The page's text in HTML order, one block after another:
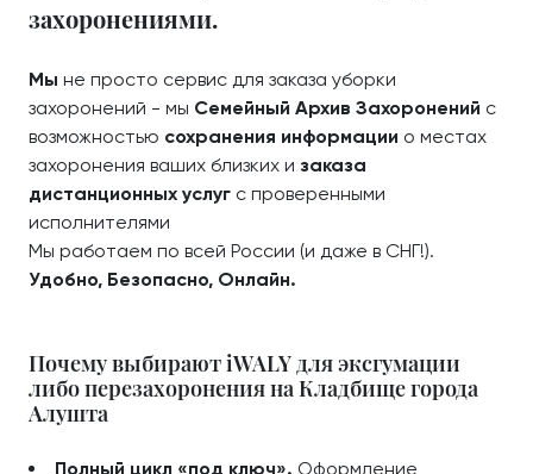
захоронениями.
Мы не просто сервис для заказа уборки
захоронений - мы Семейный Архив Захоронений с
возможностью сохранения информации о местах
захоронения ваших близких и заказа
дистанционных услуг с проверенными
исполнителями
Мы работаем по всей России (и даже в СНГ!).
Удобно, Безопасно, Онлайн.
Почему выбирают iWALY для эксгумации
либо перезахоронения на Кладбище города
Алушта
Полный цикл «под ключ». Оформление